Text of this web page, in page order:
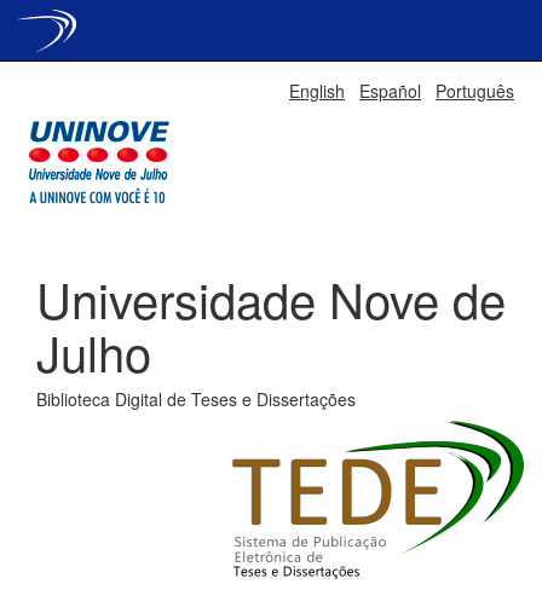
English Español Português
Universidade Nove de
Julho
Biblioteca Digital de Teses e Dissertações